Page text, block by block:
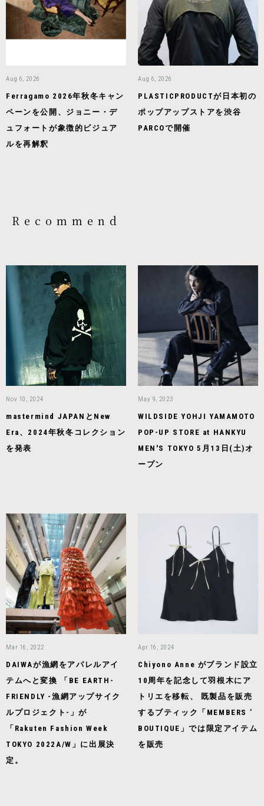
Aug 6, 2026
Ferragamo 2026年秋冬キャン
ペーンを公開、ジョニー・デ
ュフォートが象徴的ビジュア
ルを再解釈
Aug 6, 2026
PLASTICPRODUCTが日本初の
ポップアップストアを渋谷
PARCOで開催
Recommend
Nov 10, 2024
mastermind JAPANとNew
Era、2024年秋冬コレクション
を発表
May 9, 2023
WILDSIDE YOHJI YAMAMOTO
POP-UP STORE at HANKYU
MEN'S TOKYO 5月13日(土)オ
ープン
Mar 16, 2022
DAIWAが漁網をアパレルアイ
テムへと変換 「BE EARTH-
FRIENDLY -漁網アップサイク
ルプロジェクト-」が
「Rakuten Fashion Week
TOKYO 2022A/W」に出展決
定。
Apr 16, 2024
Chiyono Anne がブランド設立
10周年を記念して羽根木にア
トリエを移転、 既製品を販売
するブティック「MEMBERS ’
BOUTIQUE」では限定アイテム
を販売